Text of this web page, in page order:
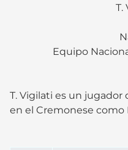
T.
Equipo
T. Vigilati es un
en el Cremonese como